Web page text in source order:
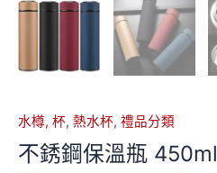
水樽, 杯, 熱水杯, 禮品分類
不銹鋼保溫瓶 450ml